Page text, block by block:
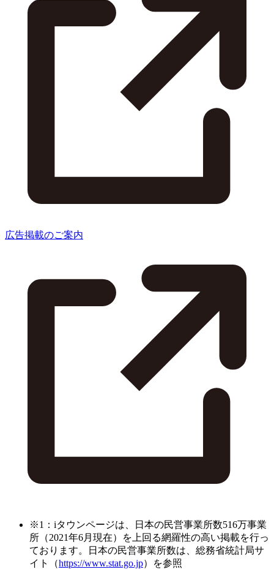
広告掲載のご案内
※1：iタウンページは、日本の民営事業所数516万事業
所（2021年6月現在）を上回る網羅性の高い掲載を行っ
ております。日本の民営事業所数は、総務省統計局サ
イト（https://www.stat.go.jp）を参照